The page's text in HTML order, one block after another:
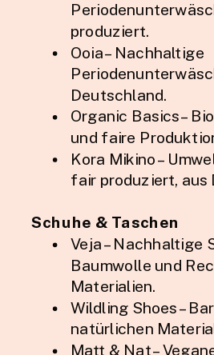
produziert.
Ooia – Nachhaltige
Deutschland.
Organic Basics –
und faire
Kora Mikino –
fair produziert, aus
Schuhe & Taschen
Veja – Nachhaltige
Baumwolle und
Materialien.
Wildling Shoes –
natürlichen
Matt & Nat –